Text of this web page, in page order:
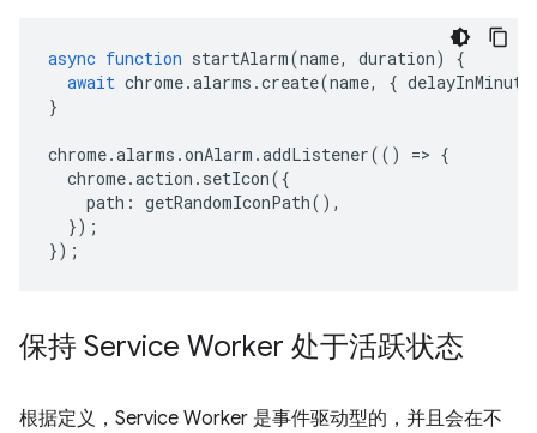
async function startAlarm(name, duration)
{
await chrome.alarms .create(name, {
}
chrome.alarms .onAlarm .addListener(() => {
chrome.action . setIcon({
path : getRandomIconPath(),
});
});
保持 Service Worker 处于活跃状态
根据定义，Service Worker 是事件驱动型的，并且会在不